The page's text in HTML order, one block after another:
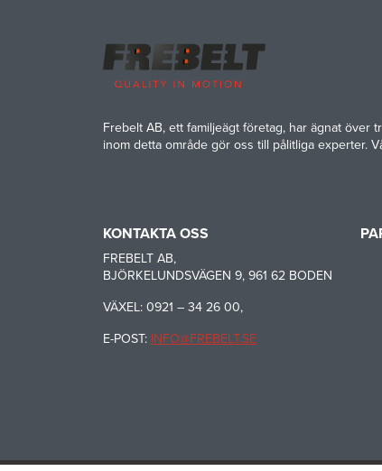
Frebelt AB, ett familjeägt företag, har ägnat över
inom detta område gör oss till pålitliga experter.
KONTAKTA OSS
FREBELT AB,
BJÖRKELUNDSVÄGEN 9, 961 62 BODEN
VÄXEL: 0921 – 34 26 00,
E-POST: INFO@FREBELT.SE